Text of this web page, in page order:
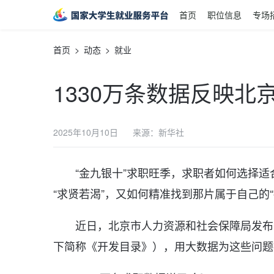
首页 职位信息 专场
首页 > 动态 > 就业
1330万条数据反映北
2025年10月10日 来源：新华社
“金九银十”求职旺季，求职者如何选择
“求贤若渴”，又如何精准找到那片属于自己的
近日，北京市人力资源和社会保障局发
下简称《开发目录》），用大数据为这些问